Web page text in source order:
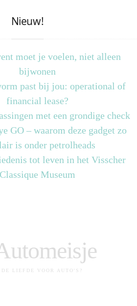
Nieuw!
moet je voelen, niet alleen
bijwonen
past bij jou: operational of
financial lease?
met een grondige check
GO – waarom deze gadget zo
is onder petrolheads
tot leven in het Visscher
Classique Museum
LIEFDE VOOR AUTO'S?